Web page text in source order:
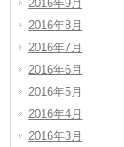
2016年9月
2016年8月
2016年7月
2016年6月
2016年5月
2016年4月
2016年3月